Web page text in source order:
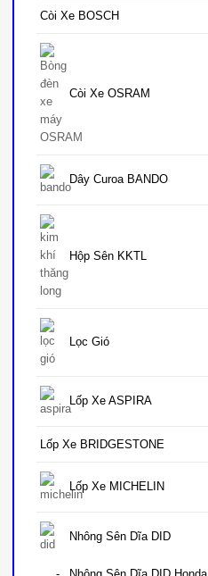
Còi Xe BOSCH
Còi Xe OSRAM
Dây Curoa BANDO
Hộp Sên KKTL
Lọc Gió
Lốp Xe ASPIRA
Lốp Xe BRIDGESTONE
Lốp Xe MICHELIN
Nhông Sên Dĩa DID